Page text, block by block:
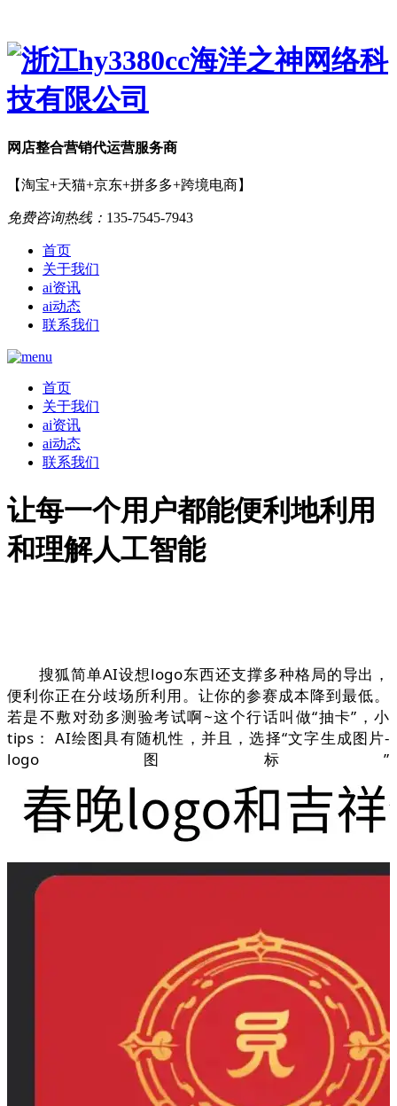
网店整合营销代运营服务商
【淘宝+天猫+京东+拼多多+跨境电商】
免费咨询热线： 135-7545-7943
首页
关于我们
ai资讯
ai动态
联系我们
首页
关于我们
ai资讯
ai动态
联系我们
让每一个用户都能便利地利用
和理解人工智能
搜狐简单AI设想logo东西还支撑多种格局的导出，
便利你正在分歧场所利用。让你的参赛成本降到最低。
若是不敷对劲多测验考试啊~这个行话叫做“抽卡”，小
tips： AI绘图具有随机性，并且，选择“文字生成图片-
logo图标”